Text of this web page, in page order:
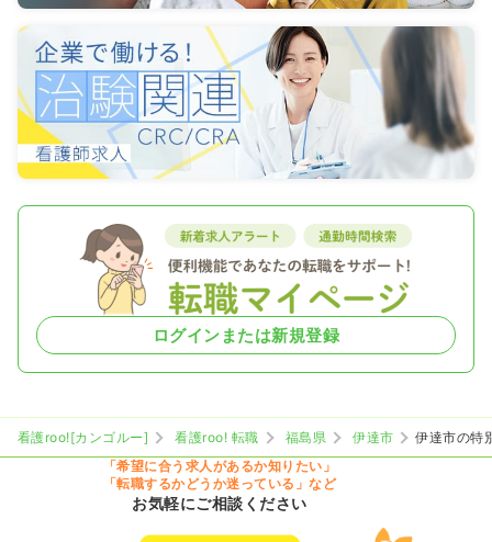
ログインまたは新規登録
看護roo![カンゴルー] 看護roo! 転職 福島県 伊達市
伊達市の特
「希望に合う求人があるか知りたい」
「転職するかどうか迷っている」など
お気軽にご相談ください